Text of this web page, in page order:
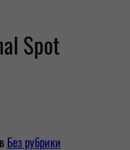
Spot
Без рубрики